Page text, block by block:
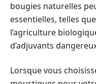
bougies naturelles
essentielles, telles
l’agriculture
d’adjuvants
Lorsque vous